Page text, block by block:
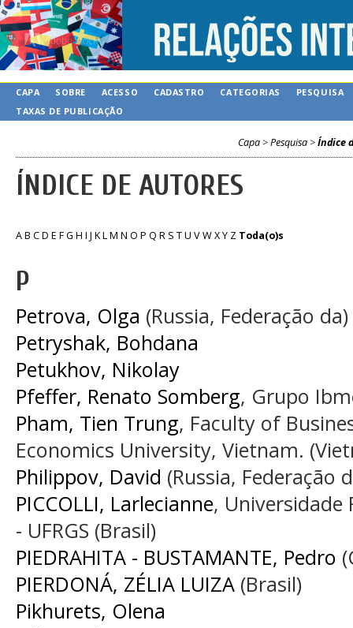
CAPA SOBRE ACESSO CADASTRO CATEGORIAS
PESQUISA
TAXAS DE PUBLICAÇÃO
Capa>Pesquisa>Índice
ÍNDICE DE AUTORES
AB CD E FG H I J KLM N O P Q R S TU VWXY Z Toda(o)s
P
Petrova, Olga (Russia, Federação da)
Petryshak, Bohdana
Petukhov, Nikolay
Pfeffer, Renato Somberg, Grupo
Pham, Tien Trung, Faculty of
Economics University, Vietnam.
Philippov, David (Russia, Federação
PICCOLLI, Larlecianne, Universidade
- UFRGS (Brasil)
PIEDRAHITA - BUSTAMANTE, Pedro
PIERDONÁ, ZÉLIA LUIZA (Brasil)
Pikhurets, Olena